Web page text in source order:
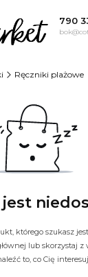
790
Ręczniki plażowe
którego szukasz
lub skorzystaj
to, co Cię